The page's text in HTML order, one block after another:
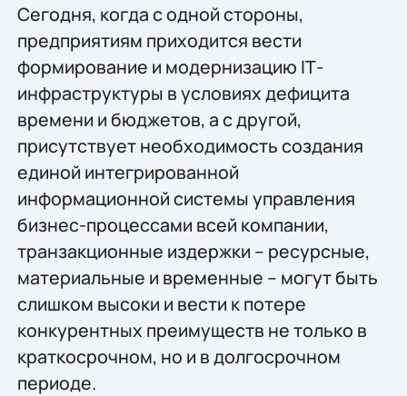
Сегодня, когда с одной стороны,
предприятиям приходится вести
формирование и модернизацию IТ-
инфраструктуры в условиях дефицита
времени и бюджетов, а с другой,
присутствует необходимость создания
единой интегрированной
информационной системы управления
бизнес-процессами всей компании,
транзакционные издержки – ресурсные,
материальные и временные – могут быть
слишком высоки и вести к потере
конкурентных преимуществ не только в
краткосрочном, но и в долгосрочном
периоде.